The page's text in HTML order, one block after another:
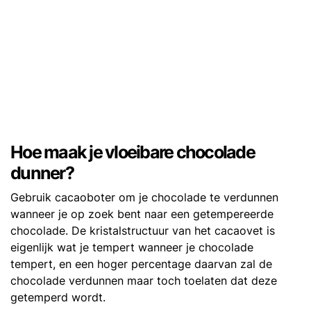
Hoe maak je vloeibare chocolade
dunner?
Gebruik cacaoboter om je chocolade te verdunnen
wanneer je op zoek bent naar een getempereerde
chocolade. De kristalstructuur van het cacaovet is
eigenlijk wat je tempert wanneer je chocolade
tempert, en een hoger percentage daarvan zal de
chocolade verdunnen maar toch toelaten dat deze
getemperd wordt.